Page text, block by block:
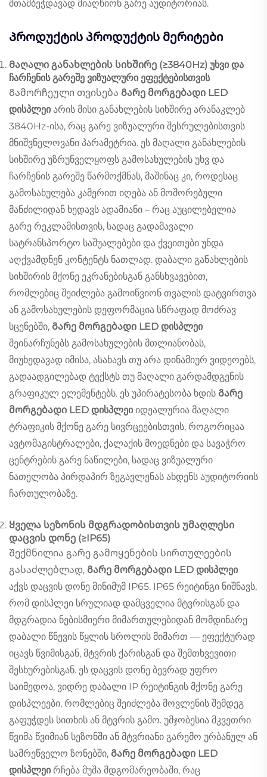
შთამბეჭდავად მიაღწიონ გარე აუდიტორიას.
Პროდუქტის პროდუქტის მერიტები
Მაღალი განახლების სიხშირე (≥3840Hz) უხვი და
ჩარჩენის გარეშე ვიზუალური ეფექტებისთვის
Გამორჩეული თვისება Გარე მორგებადი LED
დისპლეი არის მისი განახლების სიხშირე არანაკლებ
3840Hz-ისა, რაც გარე ვიზუალური შესრულებისთვის
მნიშვნელოვანი პარამეტრია. ეს მაღალი განახლების
სიხშირე უზრუნველყოფს გამოსახულების უხვ და
ჩარჩენის გარეშე წარმოქმნას, მაშინაც კი, როდესაც
გამოსახულება კამერით იღება ან მოშორებული
მანძილიდან ხედავს ადამიანი – რაც აუცილებელია
გარე რეკლამისთვის, სადაც გადამავალი
სატრანსპორტო საშუალებები და ქვეითები უნდა
აღქვამდნენ კონტენტს ნათლად. დაბალი განახლების
სიხშირის მქონე ეკრანებისგან განსხვავებით,
რომლებიც შეიძლება გამოიწვიონ თვალის დატვირთვა
ან გამოსახულების დეფორმაცია სწრაფად მოძრავ
სცენებში, Გარე მორგებადი LED დისპლეი
შეინარჩუნებს გამოსახულების მთლიანობას,
მიუხედავად იმისა, ასახავს თუ არა დინამიურ ვიდეოებს,
გადაადგილებად ტექსტს თუ მაღალი გარდამდგენის
გრაფიკულ ელემენტებს. ეს უპირატესობა ხდის Გარე
მორგებადი LED დისპლეი იდეალურია მაღალი
ტრაფიკის მქონე გარე სივრცეებისთვის, როგორიცაა
ავტომაგისტრალები, ქალაქის მოედნები და სავაჭრო
ცენტრების გარე ნაწილები, სადაც ვიზუალური
ნათელობა პირდაპირ ზეგავლენას ახდენს აუდიტორიის
ჩართულობაზე.
Ყველა სეზონის მდგრადობისთვის უმაღლესი
დაცვის დონე (≥IP65)
Შექმნილია გარე გამოყენების სირთულეების
გასაძლებლად, Გარე მორგებადი LED დისპლეი
აქვს დაცვის დონე მინიმუმ IP65. IP65 რეიტინგი ნიშნავს,
რომ დისპლეი სრულიად დამცველია მტვრისგან და
მდგრადია ნებისმიერი მიმართულებიდან მომდინარე
დაბალი წნევის წყლის სროლის მიმართ — ეფექტურად
იცავს წვიმისგან, მტვრის ქარისგან და შემთხვევითი
შესხურებისგან. ეს დაცვის დონე ბევრად უფრო
საიმედოა, ვიდრე დაბალი IP რეიტინგის მქონე გარე
დისპლეები, რომლებიც შეიძლება მოვლენის შემდეგ
გაფუჭდეს სითხის ან მტვრის გამო. უმჯობესია მკვეთრი
წვიმა წვიმიან სეზონში ან მტვრიანი გარემო ურბანულ ან
სამრეწველო ზონებში, Გარე მორგებადი LED
დისპლეი რჩება მუშა მდგომარეობაში, რაც